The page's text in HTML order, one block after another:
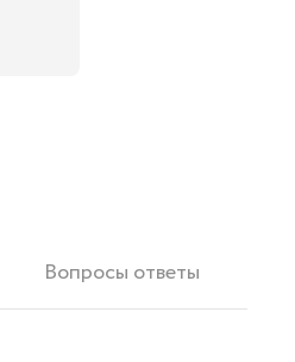
Вопросы ответы